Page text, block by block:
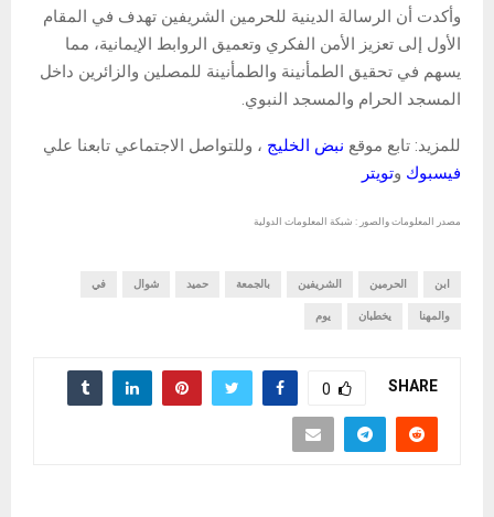
وأكدت أن الرسالة الدينية للحرمين الشريفين تهدف في المقام
الأول إلى تعزيز الأمن الفكري وتعميق الروابط الإيمانية، مما
يسهم في تحقيق الطمأنينة والطمأنينة للمصلين والزائرين داخل
المسجد الحرام والمسجد النبوي.
للمزيد: تابع موقع نبض الخليج ، وللتواصل الاجتماعي تابعنا علي
فيسبوك وتويتر
مصدر المعلومات والصور : شبكة المعلومات الدولية
ابن الحرمين الشريفين بالجمعة حميد شوال في
والمهنا يخطبان يوم
SHARE
0